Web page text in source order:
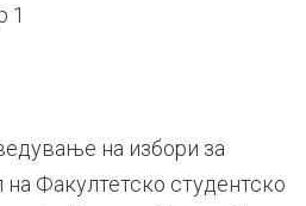
1
на избори за
Факултетско студентско